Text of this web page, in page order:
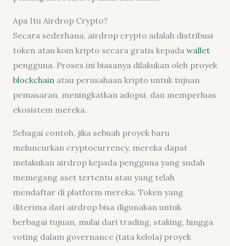
Apa Itu Airdrop Crypto?
Secara sederhana, airdrop crypto adalah distribusi
token atau koin kripto secara gratis kepada wallet
pengguna. Proses ini biasanya dilakukan oleh proyek
blockchainatau perusahaan kripto untuk tujuan
pemasaran, meningkatkan adopsi, dan memperluas
ekosistem mereka.
Sebagai contoh, jika sebuah proyek baru
meluncurkan cryptocurrency, mereka dapat
melakukan airdrop kepada pengguna yang sudah
memegang aset tertentu atau yang telah
mendaftar di platform mereka. Token yang
diterima dari airdrop bisa digunakan untuk
berbagai tujuan, mulai dari trading, staking, hingga
voting dalam governance (tata kelola) proyek